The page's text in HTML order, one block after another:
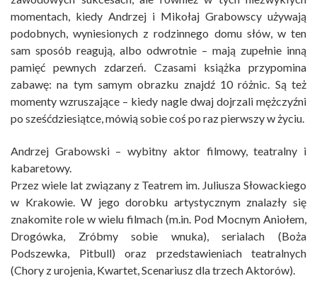
momentach, kiedy Andrzej i Mikołaj Grabowscy używają
podobnych, wyniesionych z rodzinnego domu słów, w ten
sam sposób reagują, albo odwrotnie – mają zupełnie inną
pamięć pewnych zdarzeń. Czasami książka przypomina
zabawę: na tym samym obrazku znajdź 10 różnic. Są też
momenty wzruszające – kiedy nagle dwaj dojrzali mężczyźni
po sześćdziesiątce, mówią sobie coś po raz pierwszy w życiu.
Andrzej Grabowski – wybitny aktor filmowy, teatralny i
kabaretowy.
Przez wiele lat związany z Teatrem im. Juliusza Słowackiego
w Krakowie. W jego dorobku artystycznym znalazły się
znakomite role w wielu filmach (m.in. Pod Mocnym Aniołem,
Drogówka, Zróbmy sobie wnuka), serialach (Boża
Podszewka, Pitbull) oraz przedstawieniach teatralnych
(Chory z urojenia, Kwartet, Scenariusz dla trzech Aktorów).